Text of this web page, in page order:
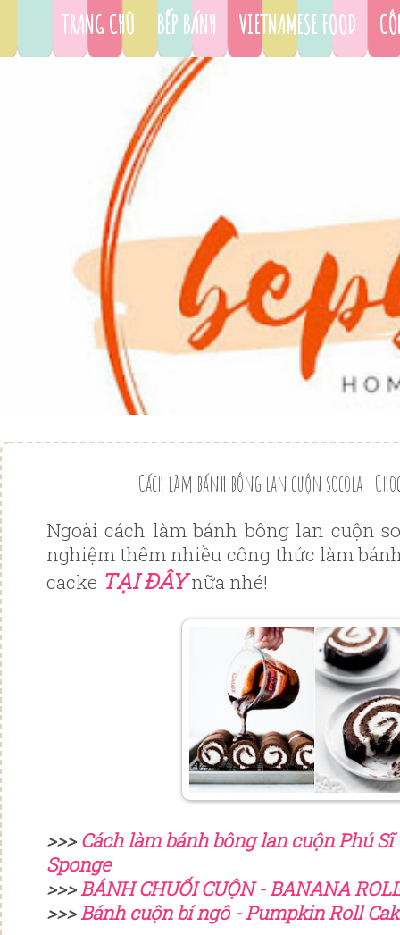
TRANG CHỦ BẾP BÁNH VIETNAMESE FOOD
Cách làm bánh bông lan cuộn socola -
Ngoài cách làm bánh bông lan cuộn
nghiệm thêm nhiều công thức làm
cacke TẠI ĐÂYnữa nhé!
>>>Cách làm bánh bông lan cuộn Phú
Sponge
>>>BÁNH CHUỐI CUỘN - BANANA
>>>Bánh cuộn bí ngô - Pumpkin Roll